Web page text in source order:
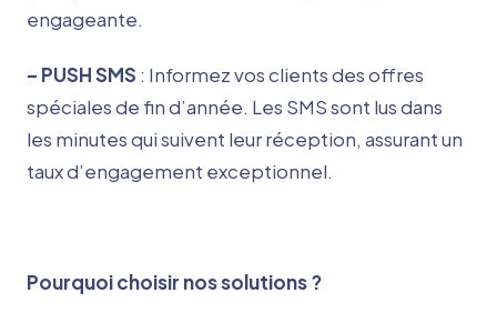
engageante.
– PUSH SMS : Informez vos clients des offres
spéciales de fin d’année. Les SMS sont lus dans
les minutes qui suivent leur réception, assurant un
taux d’engagement exceptionnel.
Pourquoi choisir nos solutions ?